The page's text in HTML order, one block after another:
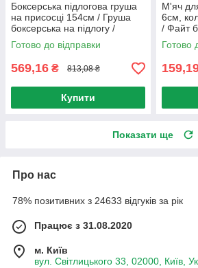
Боксерська підлогова груша
на присосці 154см / Груша
боксерська на підлогу /
Стійка для боксу / Швидкісна
груша
Готово до відправки
569,16 ₴ 813,08 ₴
Купити
М'яч
6см,
/ Файт
для
Готово
Показати ще
Про нас
78% позитивних з 24633 відгуків за рік
Працює з 31.08.2020
м. Київ
вул. Світлицького 33, 02000, Київ,